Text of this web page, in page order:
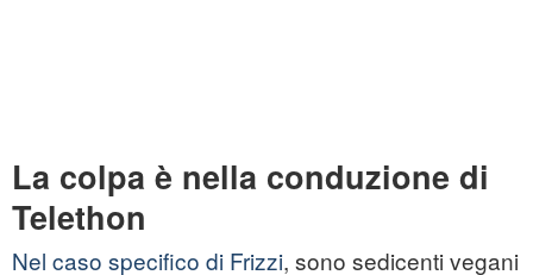
La colpa è nella conduzione di
Telethon
Nel caso specifico di Frizzi, sono sedicenti vegani